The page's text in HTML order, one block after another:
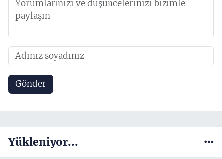
Gönder
Yükleniyor...